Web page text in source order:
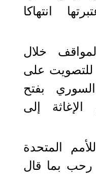
انتهاكا
خلال
على
بفتح
الإغاثة إلى
المتحدة
رحب بما قال